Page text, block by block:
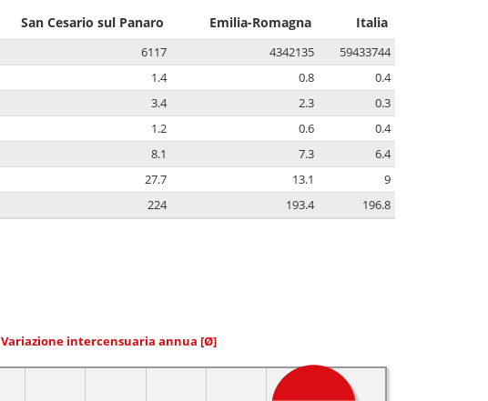
San Cesario sul Panaro Emilia-Romagna Italia
6117 4342135
59433744
1.4 0.8
0.4
3.4 2.3
0.3
1.2 0.6
0.4
8.1 7.3
6.4
27.7 13.1
9
224 193.4 196.8
Variazione intercensuaria annua [Ø]